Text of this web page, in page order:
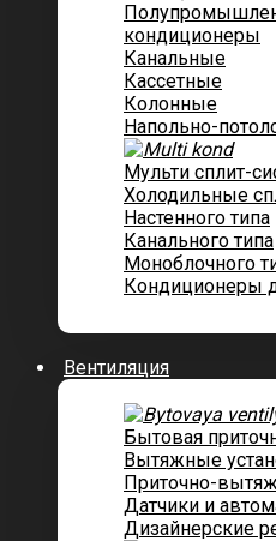
кондиционеры
Канальные
Кассетные
Колонные
Напольно-
Мульти сплит-
Холодильные
Настенного типа
Канального типа
Моноблочного
Кондиционеры
Вентиляция
Бытовая
Вытяжные
Приточно-
Датчики и
Дизайнерские